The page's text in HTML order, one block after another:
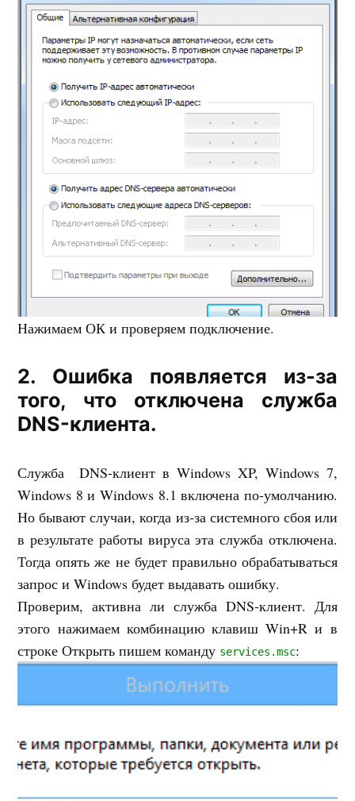
Нажимаем ОК и проверяем подключение.
2. Ошибка появляется из-за
того, что отключена служба
DNS-клиента.
Служба DNS-клиент в Windows XP, Windows 7,
Windows 8 и Windows 8.1 включена по-умолчанию.
Но бывают случаи, когда из-за системного сбоя или
в результате работы вируса эта служба отключена.
Тогда опять же не будет правильно обрабатываться
запрос и Windows будет выдавать ошибку.
Проверим, активна ли служба DNS-клиент. Для
этого нажимаем комбинацию клавиш Win+R и в
строке Открыть пишем команду services.msc: